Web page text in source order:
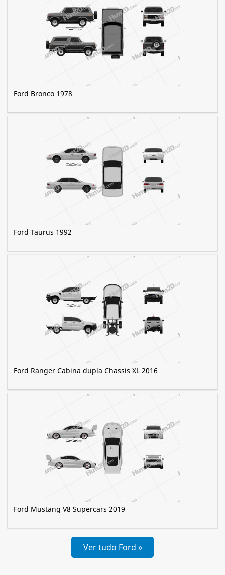
Ford Bronco 1978
Ford Taurus 1992
Ford Ranger Cabina dupla Chassis XL 2016
Ford Mustang V8 Supercars 2019
Ver tudo Ford »